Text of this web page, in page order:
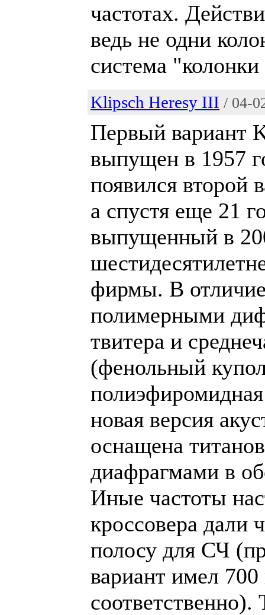
частотах.
ведь не одни
система
Klipsch Heresy III / 04-
Первый вариант
выпущен в 1957
появился второй
а спустя еще 21
выпущенный в
фирмы. В
полимерными
твитера и
(фенольный
новая версия
оснащена
диафрагмами в
Иные частоты
кроссовера дали
полосу для СЧ
вариант имел